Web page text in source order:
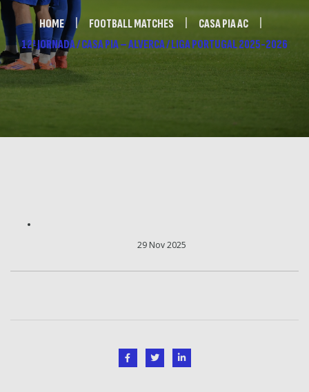
HOME FOOTBALL MATCHES
CASA PIA AC
12ª JORNADA / CASA PIA – ALVERCA / LIGA PORTUGAL 2025-2026
29 Nov 2025